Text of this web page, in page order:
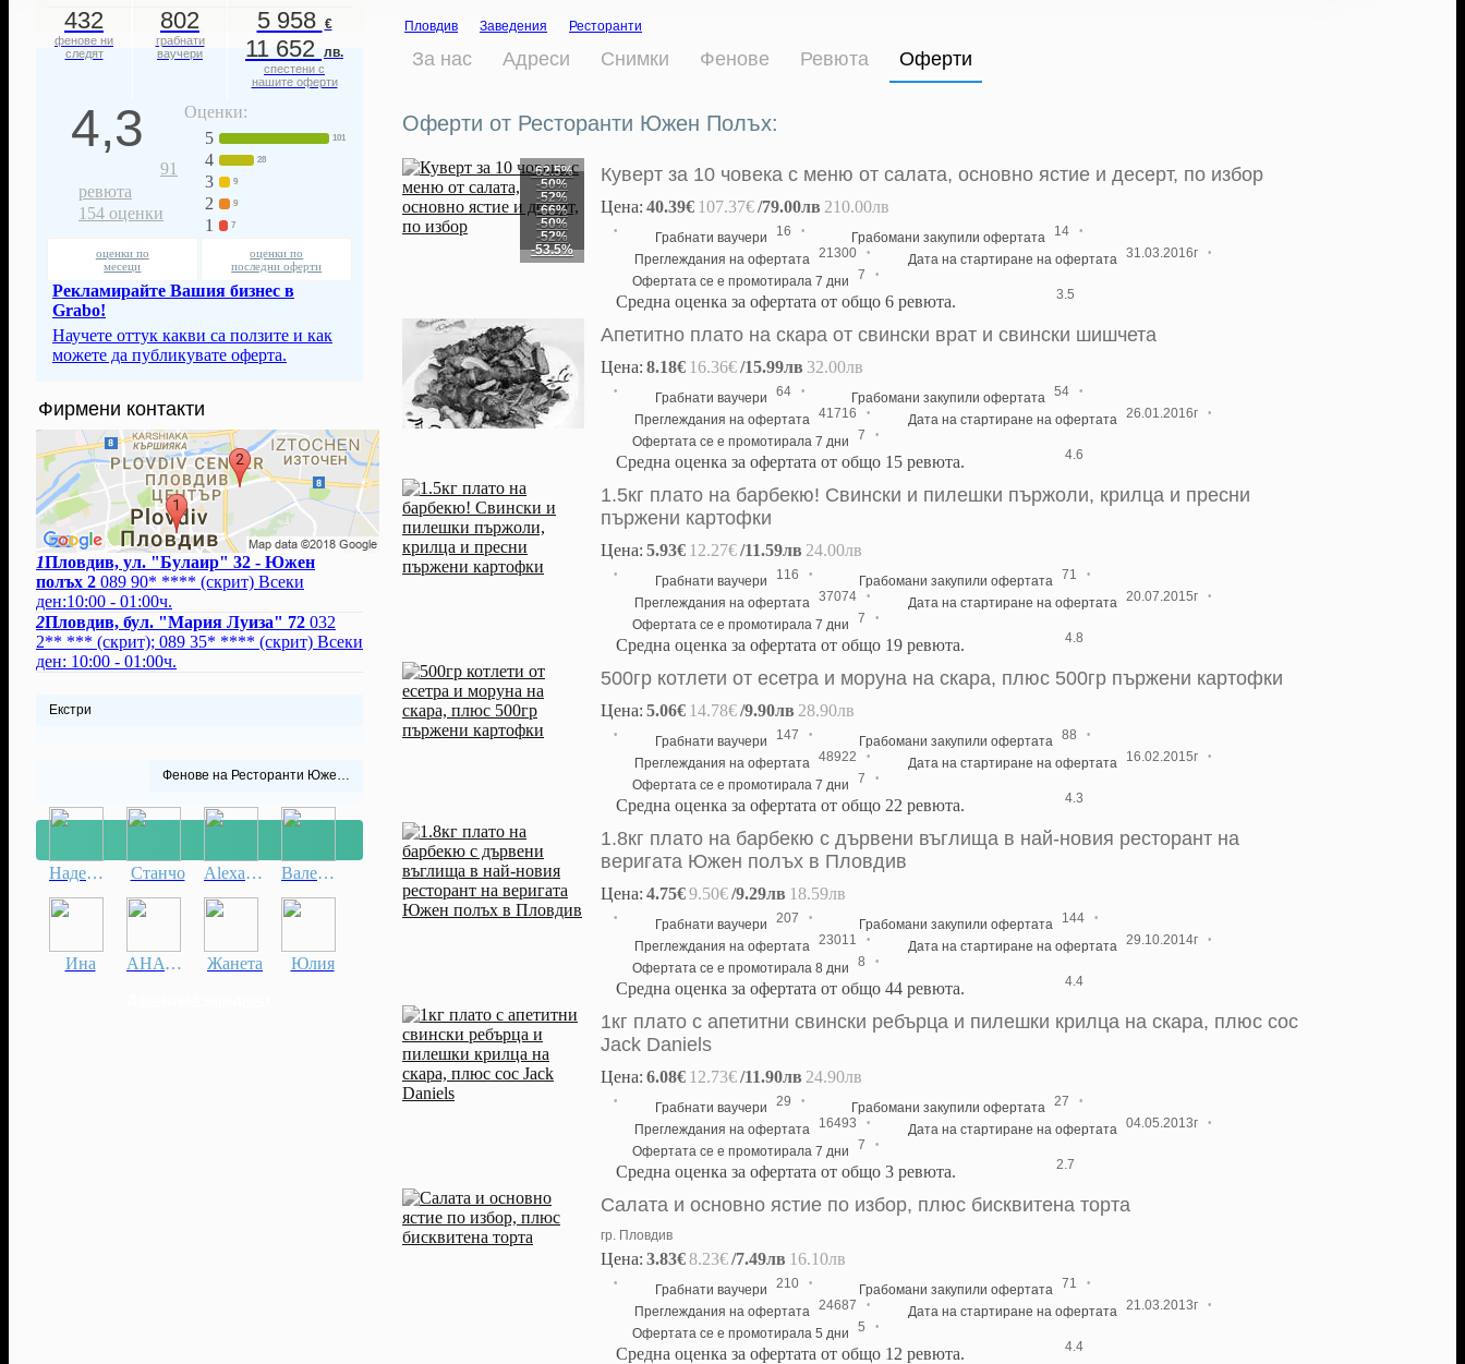
432
фенове ни
следят
802
грабнати
ваучери
5 958 €
11 652 лв.
спестени с
нашите оферти
4,3
91
ревюта
154 оценки
Оценки:
5
101
4 28
3 9
2 9
1 7
оценки по
месеци
оценки по
последни оферти
Рекламирайте Вашия бизнес в
Grabo!
Научете оттук какви са ползите и как
можете да публикувате оферта.
Фирмени контакти
1Пловдив, ул. "Булаир" 32 - Южен
полъх 2 089 90* **** (скрит) Всеки
ден:10:00 - 01:00ч.
2Пловдив, бул. "Мария Луиза" 72 032
2** *** (скрит); 089 35* **** (скрит) Всеки
ден: 10:00 - 01:00ч.
Екстри
Фенове на Ресторанти Южен Полъх
Надежда Станчо Alexander Валентина
Ина АНАСТАСИЯ Жанета Юлия
Пловдив Заведения Ресторанти
За нас Адреси Снимки Фенове Ревюта Оферти
Оферти от Ресторанти Южен Полъх:
-62.5% Куверт за 10 човека с меню от салата, основно ястие и десерт, по избор
Цена: 40.39€ 107.37€/79.00лв 210.00лв
·
Грабнати ваучери 16 · Грабомани закупили офертата 14 ·
Преглеждания на офертата 21300 · Дата на стартиране на офертата 31.03.2016г ·
Офертата се е промотирала 7 дни 7
·
Средна оценка за офертата от общо 6 ревюта.
3.5
-50%
Апетитно плато на скара от свински врат и свински шишчета
Цена: 8.18€ 16.36€/15.99лв 32.00лв
·
Грабнати ваучери 64 · Грабомани закупили офертата 54 ·
Преглеждания на офертата 41716 · Дата на стартиране на офертата 26.01.2016г ·
Офертата се е промотирала 7 дни 7
·
Средна оценка за офертата от общо 15 ревюта.
4.6
-52%
1.5кг плато на барбекю! Свински и пилешки пържоли, крилца и пресни
пържени картофки
Цена: 5.93€ 12.27€/11.59лв 24.00лв
·
Грабнати ваучери 116 · Грабомани закупили офертата 71 ·
Преглеждания на офертата 37074 · Дата на стартиране на офертата 20.07.2015г ·
Офертата се е промотирала 7 дни 7
·
Средна оценка за офертата от общо 19 ревюта.
4.8
-66%
500гр котлети от есетра и моруна на скара, плюс 500гр пържени картофки
Цена: 5.06€ 14.78€/9.90лв 28.90лв
·
Грабнати ваучери 147 · Грабомани закупили офертата 88 ·
Преглеждания на офертата 48922 · Дата на стартиране на офертата 16.02.2015г ·
Офертата се е промотирала 7 дни 7
·
Средна оценка за офертата от общо 22 ревюта.
4.3
-50%
1.8кг плато на барбекю с дървени въглища в най-новия ресторант на
веригата Южен полъх в Пловдив
Цена: 4.75€9.50€/9.29лв 18.59лв
·
Грабнати ваучери 207 · Грабомани закупили офертата 144 ·
Преглеждания на офертата 23011 · Дата на стартиране на офертата 29.10.2014г ·
Офертата се е промотирала 8 дни 8
·
Средна оценка за офертата от общо 44 ревюта.
4.4
-52%
1кг плато с апетитни свински ребърца и пилешки крилца на скара, плюс сос
Jack Daniels
Цена: 6.08€ 12.73€/11.90лв 24.90лв
·
Грабнати ваучери 29 · Грабомани закупили офертата 27 ·
Преглеждания на офертата 16493 · Дата на стартиране на офертата 04.05.2013г ·
Офертата се е промотирала 7 дни 7
·
Средна оценка за офертата от общо 3 ревюта.
2.7
-53.5%
Салата и основно ястие по избор, плюс бисквитена торта
гр. Пловдив
Цена: 3.83€8.23€/7.49лв 16.10лв
·
Грабнати ваучери 210 · Грабомани закупили офертата 71 ·
Преглеждания на офертата 24687 · Дата на стартиране на офертата 21.03.2013г ·
Офертата се е промотирала 5 дни 5
·
Средна оценка за офертата от общо 12 ревюта.
4.4